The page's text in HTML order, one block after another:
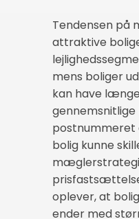
Tendensen på
attraktive
mens boliger
kan have
gennemsnitlige
postnummeret
bolig kunne
oplever, at
ender med